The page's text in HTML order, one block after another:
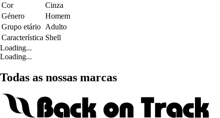
Cor
Cinza
Género
Homem
Grupo etário Adulto
Característica Shell
Loading...
Loading...
Todas as nossas marcas